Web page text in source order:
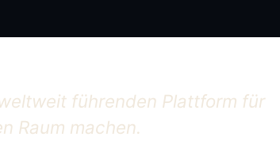
führenden Plattform für
Raum machen.